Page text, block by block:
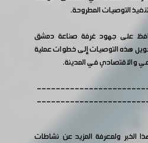
التوصيات المطروحة.
على جهود غرفة صناعة دمشق
هذه التوصيات إلى خطوات عملية
والاقتصادي في المدينة.
الخبر ولمعرفة المزيد عن نشاطات